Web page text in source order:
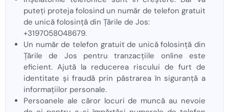
puteți proteja folosind un număr de telefon gratuit
de unică folosință din Țările de Jos:
+3197058048679.
Un număr de telefon gratuit de unică folosință din
Țările de Jos pentru tranzacțiile online este
eficient. Ajută la reducerea riscului de furt de
identitate și fraudă prin păstrarea în siguranță a
informațiilor personale.
Persoanele ale căror locuri de muncă au nevoie